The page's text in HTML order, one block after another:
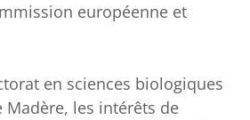
européenne et
en sciences biologiques
Madère, les intérêts de